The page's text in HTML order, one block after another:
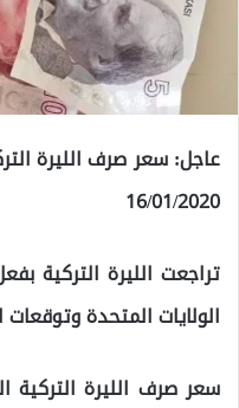
عاجل: سعر صرف الليرة
16/01/2020
تراجعت الليرة التركية
الولايات المتحدة
سعر صرف الليرة